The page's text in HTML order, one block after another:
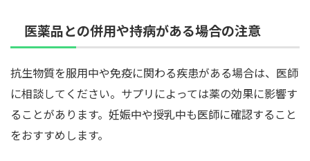
医薬品との併用や持病がある場合の注意
抗生物質を服用中や免疫に関わる疾患がある場合は、医師
に相談してください。サプリによっては薬の効果に影響す
ることがあります。妊娠中や授乳中も医師に確認すること
をおすすめします。